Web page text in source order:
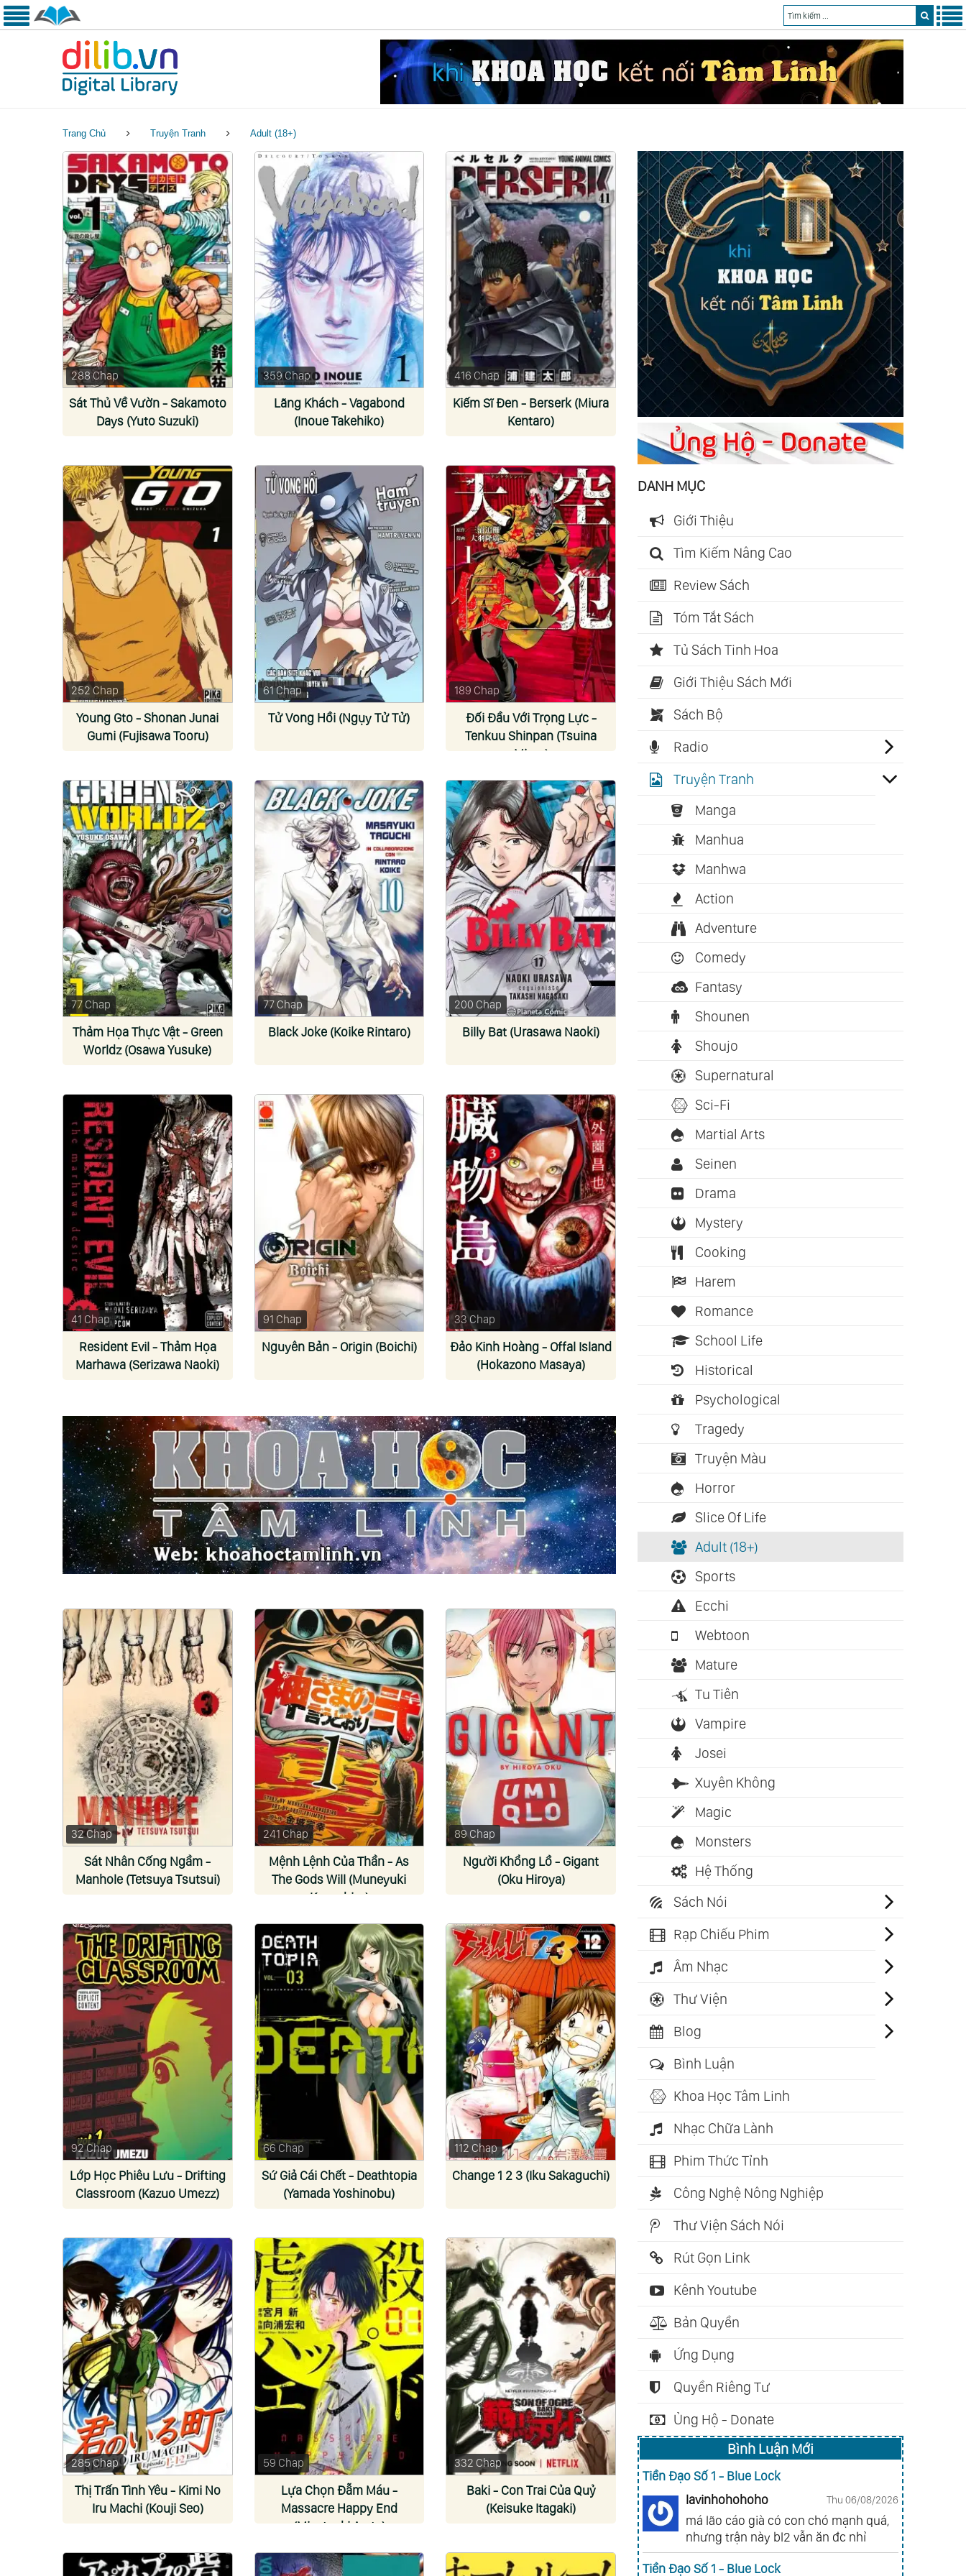
Trang Chủ Truyện Tranh Adult (18+)
288 Chap
Sát Thủ Về Vườn - Sakamoto
Days (Yuto Suzuki)
359 Chap
Lãng Khách - Vagabond
(Inoue Takehiko)
416 Chap
Kiếm Sĩ Đen - Berserk (Miura
Kentaro)
252 Chap
Young Gto - Shonan Junai
Gumi (Fujisawa Tooru)
61 Chap
Tử Vong Hồi (Ngụy Tử Tử)
189 Chap
Đối Đầu Với Trọng Lực -
Tenkuu Shinpan (Tsuina
Miura)
77 Chap
Thảm Họa Thực Vật - Green
Worldz (Osawa Yusuke)
77 Chap
Black Joke (Koike Rintaro)
200 Chap
Billy Bat (Urasawa Naoki)
41 Chap
Resident Evil - Thảm Họa
Marhawa (Serizawa Naoki)
91 Chap
Nguyên Bản - Origin (Boichi)
33 Chap
Đảo Kinh Hoàng - Offal Island
(Hokazono Masaya)
32 Chap
Sát Nhân Cống Ngầm -
Manhole (Tetsuya Tsutsui)
241 Chap
Mệnh Lệnh Của Thần - As
The Gods Will (Muneyuki
Kaneshiro)
89 Chap
Người Khổng Lồ - Gigant
(Oku Hiroya)
92 Chap
Lớp Học Phiêu Lưu - Drifting
Classroom (Kazuo Umezz)
66 Chap
Sứ Giả Cái Chết - Deathtopia
(Yamada Yoshinobu)
112 Chap
Change 1 2 3 (Iku Sakaguchi)
285 Chap
Thị Trấn Tình Yêu - Kimi No
Iru Machi (Kouji Seo)
59 Chap
Lựa Chọn Đẫm Máu -
Massacre Happy End
(Miyatsuki Arata)
332 Chap
Baki - Con Trai Của Quỷ
(Keisuke Itagaki)
DANH MỤC
Giới Thiệu
Tìm Kiếm Nâng Cao
Review Sách
Tóm Tắt Sách
Tủ Sách Tinh Hoa
Giới Thiệu Sách Mới
Sách Bộ
Radio
Truyện Tranh
Manga
Manhua
Manhwa
Action
Adventure
Comedy
Fantasy
Shounen
Shoujo
Supernatural
Sci-Fi
Martial Arts
Seinen
Drama
Mystery
Cooking
Harem
Romance
School Life
Historical
Psychological
Tragedy
Truyện Màu
Horror
Slice Of Life
Adult (18+)
Sports
Ecchi
Webtoon
Mature
Tu Tiên
Vampire
Josei
Xuyên Không
Magic
Monsters
Hệ Thống
Sách Nói
Rạp Chiếu Phim
Âm Nhạc
Thư Viện
Blog
Bình Luận
Khoa Học Tâm Linh
Nhạc Chữa Lành
Phim Thức Tỉnh
Công Nghệ Nông Nghiệp
Thư Viện Sách Nói
Rút Gọn Link
Kênh Youtube
Bản Quyền
Ứng Dụng
Quyền Riêng Tư
Ủng Hộ - Donate
Bình Luận Mới
Tiền Đạo Số 1 - Blue Lock
lavinhohohoho
Thu 06/08/2026
má lão cáo già có con chó mạnh quá,
nhưng trận này bl2 vẫn ăn đc nhỉ
Tiền Đạo Số 1 - Blue Lock